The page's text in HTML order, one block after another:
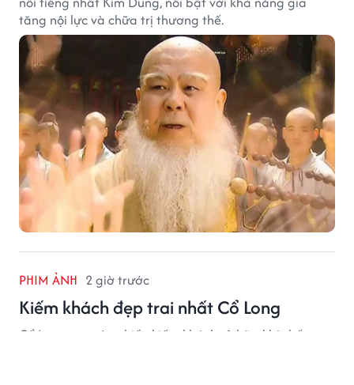
tăng nội lực và chữa trị thương thế.
PHIM ẢNH 2 giờ trước
Kiếm khách đẹp trai nhất Cổ Long
Cổ Long tạo nên nhiều kiếm khách sở hữu khí chất